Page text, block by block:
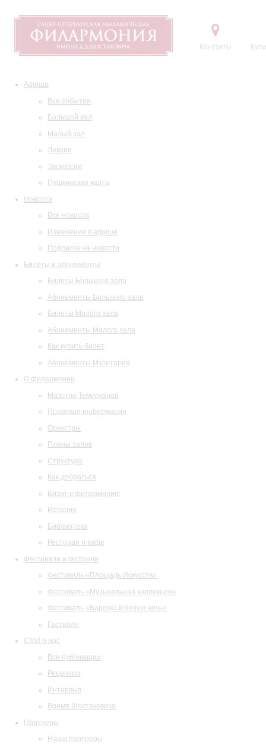
Контакты
Афиша
Все события
Большой зал
Малый зал
Лекции
Экскурсии
Пушкинская карта
Новости
Все новости
Изменения в афише
Подписка на новости
Билеты и абонементы
Билеты Большого зала
Абонементы Большого зала
Билеты Малого зала
Абонементы Малого зала
Как купить билет
Абонементы Музитория
О филармонии
Маэстро Темирканов
Правовая информация
Оркестры
Планы залов
Структура
Как добраться
Визит в филармонию
История
Библиотека
Ресторан и кафе
Фестивали и гастроли
Фестиваль «Площадь Искусств»
Фестиваль «Музыкальная коллекция»
Фестиваль «Барокко в белую ночь»
Гастроли
СМИ о нас
Все публикации
Рецензии
Интервью
Время Шостаковича
Партнеры
Наши партнеры